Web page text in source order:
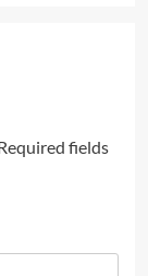
fields